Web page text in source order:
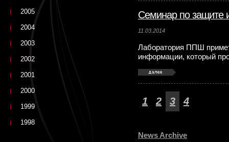
Семинар по защите
11.03.2014
Лаборатория ППШ
информации, который
1 2 3 4
News Archive
2005
2004
2003
2002
2001
2000
1999
1998